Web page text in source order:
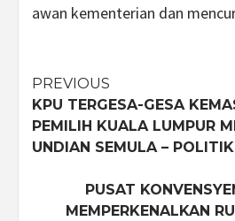
awan kementerian dan
Post
navigation
PREVIOUS
KPU TERGESA-GESA
PEMILIH KUALA LUMPUR
UNDIAN SEMULA – POLITIK
PUSAT
MEMPERKENALKAN